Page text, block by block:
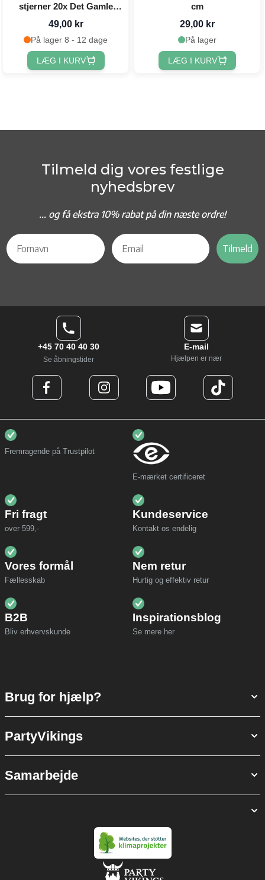
stjerner 20x Det Gamle
Apotek - 33x33 cm
49,00 kr
På lager 8 - 12 dage
LÆG I KURV
cm
29,00 kr
På lager
LÆG I KURV
Tilmeld dig vores festlige
nyhedsbrev
... og få ekstra 10% rabat på din næste ordre!
Tilmeld
+45 70 40 40 30
Se åbningstider
E-mail
Hjælpen er nær
Fremragende på Trustpilot
E-mærket certificeret
Fri fragt
over 599,-
Kundeservice
Kontakt os endelig
Vores formål
Fællesskab
Nem retur
Hurtig og effektiv retur
B2B
Bliv erhvervskunde
Inspirationsblog
Se mere her
Brug for hjælp?
PartyVikings
Samarbejde